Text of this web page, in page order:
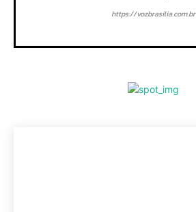
https://vozbrasilia.com.br